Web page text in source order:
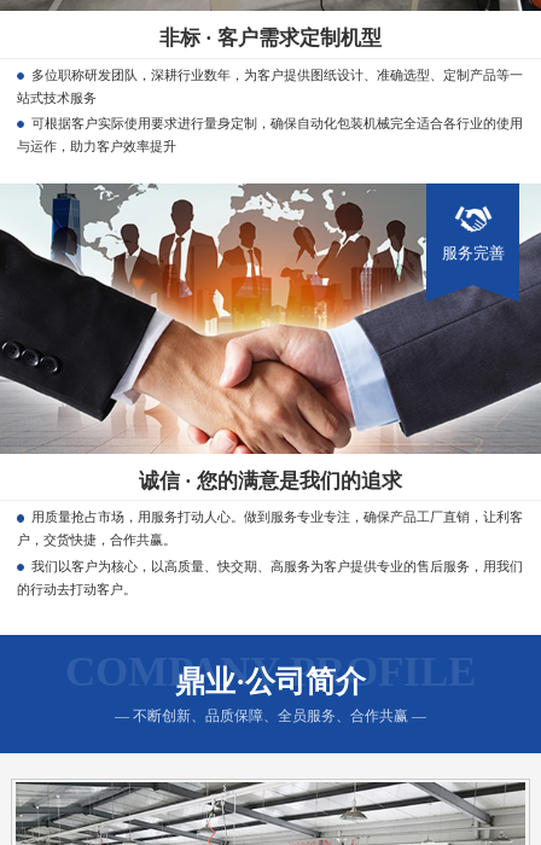
非标 · 客户需求定制机型
多位职称研发团队，深耕行业数年，为客户提供图纸设计、准确选型、定制产品等一
站式技术服务
可根据客户实际使用要求进行量身定制，确保自动化包装机械完全适合各行业的使用
与运作，助力客户效率提升
服务完善
诚信 · 您的满意是我们的追求
用质量抢占市场，用服务打动人心。做到服务专业专注，确保产品工厂直销，让利客
户，交货快捷，合作共赢。
我们以客户为核心，以高质量、快交期、高服务为客户提供专业的售后服务，用我们
的行动去打动客户。
COMPANY PROFILE
鼎业·公司简介
— 不断创新、品质保障、全员服务、合作共赢 —